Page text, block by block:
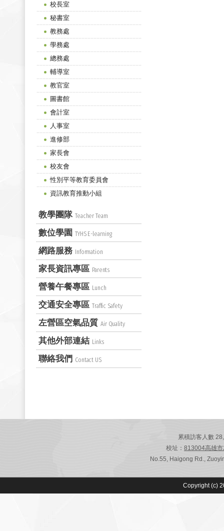
校長室
秘書室
教務處
學務處
總務處
輔導室
教官室
圖書館
會計室
人事室
進修部
家長會
校友會
性別平等教育委員會
資訊教育推動小組
教學團隊 Teacher Team
數位學園 TYHS E-learning
網路服務 Information
家長資訊專區 Parents
營養午餐專區 Lunch
交通安全專區 Traffic Safety
左營區空氣品質 Air Quality
其他外部連結 Links
聯絡我們 Contact US
累積訪客人數
校址： 813004高雄
No.55, Haigong Rd.,
Copyright (c)